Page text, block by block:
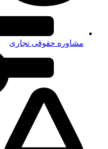
مشاوره حقوقی تجاری